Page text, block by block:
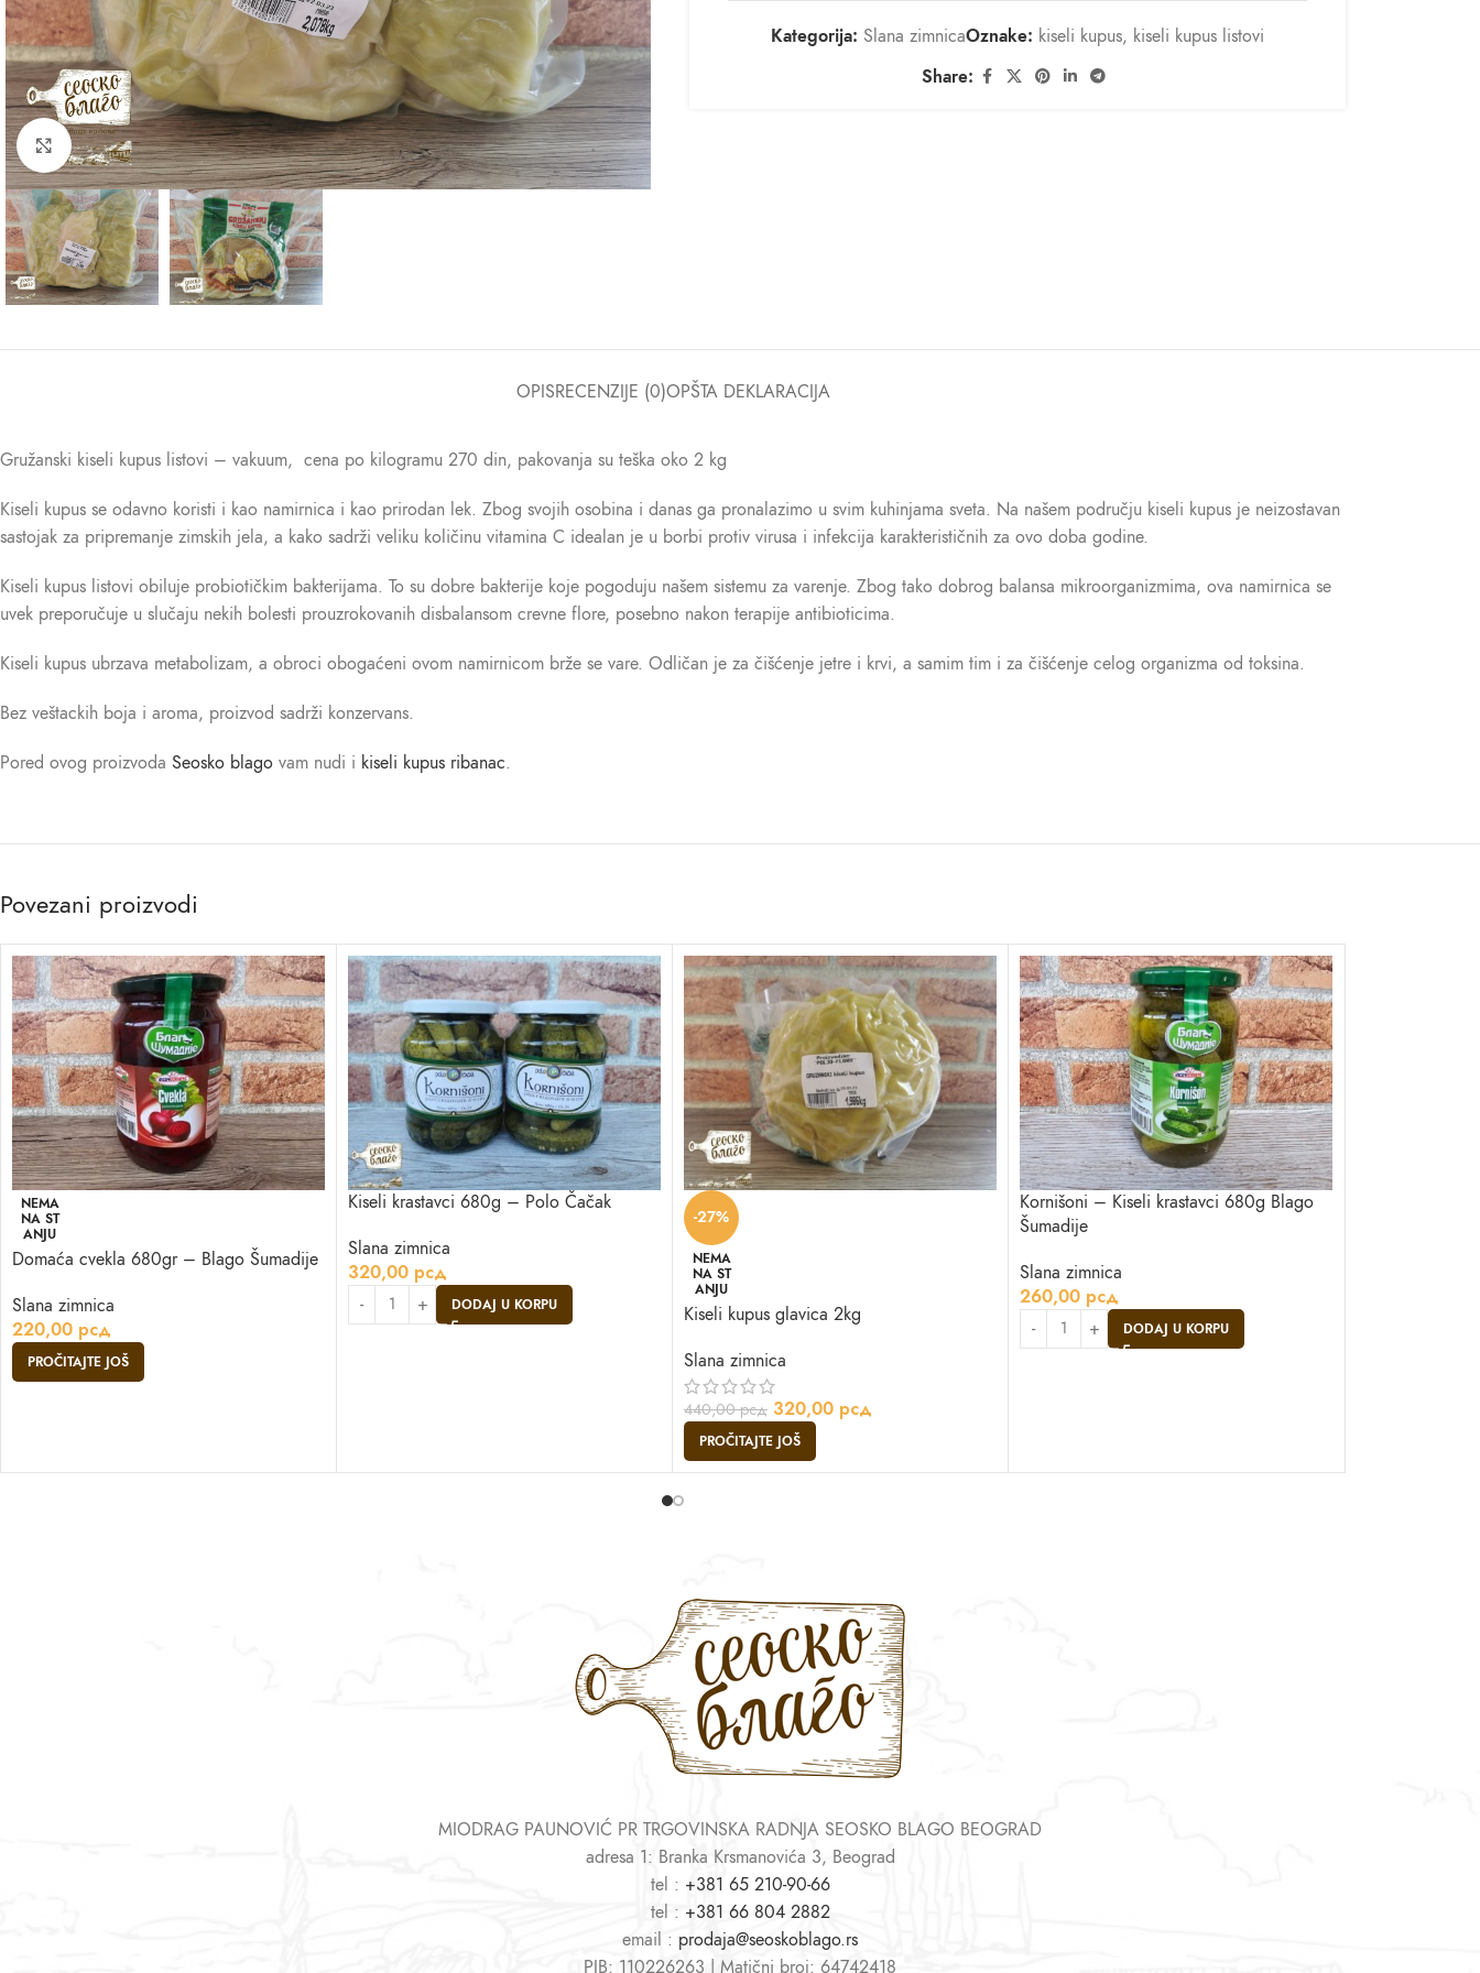
Kliknite za uvećanje
Kategorija: Slana zimnicaOznake: kiseli kupus, kiseli kupus listovi
Share:
OPISRECENZIJE (0)OPŠTA DEKLARACIJA
Gružanski kiseli kupus listovi – vakuum, cena po kilogramu 270 din, pakovanja su teška oko 2 kg
Kiseli kupus se odavno koristi i kao namirnica i kao prirodan lek. Zbog svojih osobina i danas ga pronalazimo u svim kuhinjama sveta. Na našem području kiseli kupus je neizostavan
sastojak za pripremanje zimskih jela, a kako sadrži veliku količinu vitamina C idealan je u borbi protiv virusa i infekcija karakterističnih za ovo doba godine.
Kiseli kupus listovi obiluje probiotičkim bakterijama. To su dobre bakterije koje pogoduju našem sistemu za varenje. Zbog tako dobrog balansa mikroorganizmima, ova namirnica se
uvek preporučuje u slučaju nekih bolesti prouzrokovanih disbalansom crevne flore, posebno nakon terapije antibioticima.
Kiseli kupus ubrzava metabolizam, a obroci obogaćeni ovom namirnicom brže se vare. Odličan je za čišćenje jetre i krvi, a samim tim i za čišćenje celog organizma od toksina.
Bez veštackih boja i aroma, proizvod sadrži konzervans.
Pored ovog proizvoda Seosko blago vam nudi i kiseli kupus ribanac.
Povezani proizvodi
NEMA
NA ST
ANJU
Domaća cvekla 680gr – Blago Šumadije
Slana zimnica
220,00 рсд
PROČITAJTE JOŠ
Kiseli krastavci 680g – Polo Čačak
Slana zimnica
320,00 рсд
DODAJ U KORPU
-27%
NEMA
NA ST
ANJU
Kiseli kupus glavica 2kg
Slana zimnica
440,00рсд 320,00 рсд
PROČITAJTE JOŠ
Kornišoni – Kiseli krastavci 680g Blago
Šumadije
Slana zimnica
260,00 рсд
DODAJ U KORPU
MIODRAG PAUNOVIĆ PR TRGOVINSKA RADNJA SEOSKO BLAGO BEOGRAD
adresa 1: Branka Krsmanovića 3, Beograd
tel : +381 65 210-90-66
tel : +381 66 804 2882
email : prodaja@seoskoblago.rs
PIB: 110226263 | Matični broj: 64742418